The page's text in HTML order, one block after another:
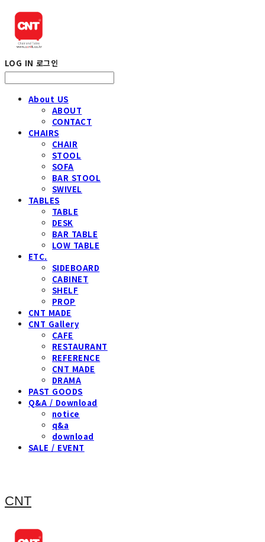
LOG IN 로그인
About US
ABOUT
CONTACT
CHAIRS
CHAIR
STOOL
SOFA
BAR STOOL
SWIVEL
TABLES
TABLE
DESK
BAR TABLE
LOW TABLE
ETC.
SIDEBOARD
CABINET
SHELF
PROP
CNT MADE
CNT Gallery
CAFE
RESTAURANT
REFERENCE
CNT MADE
DRAMA
PAST GOODS
Q&A / Download
notice
q&a
download
SALE / EVENT
CNT